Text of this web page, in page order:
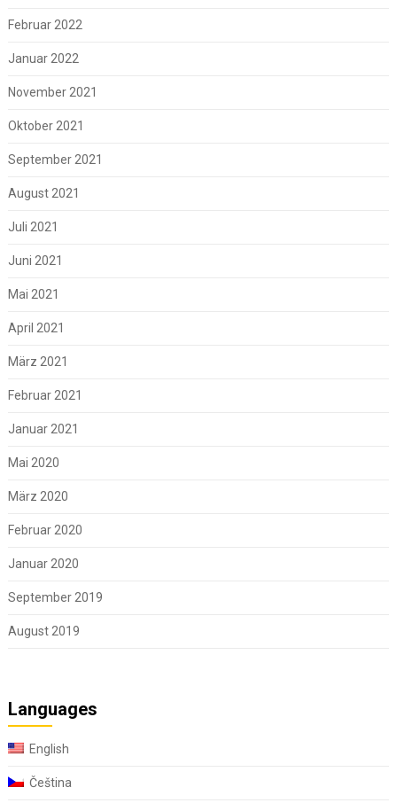
Februar 2022
Januar 2022
November 2021
Oktober 2021
September 2021
August 2021
Juli 2021
Juni 2021
Mai 2021
April 2021
März 2021
Februar 2021
Januar 2021
Mai 2020
März 2020
Februar 2020
Januar 2020
September 2019
August 2019
Languages
English
Čeština